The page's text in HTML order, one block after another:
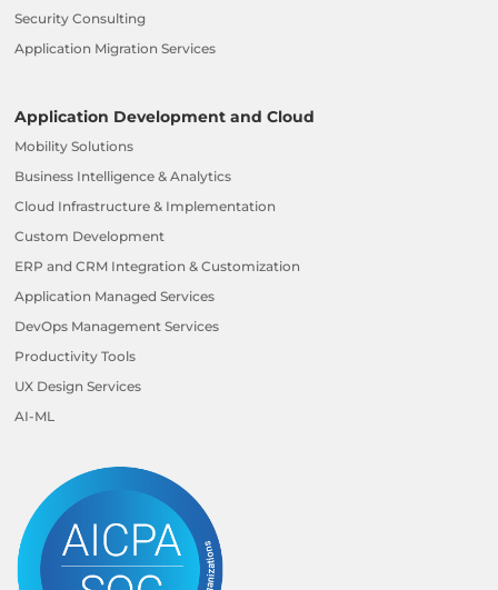
Security Consulting
Application Migration Services
Application Development and Cloud
Mobility Solutions
Business Intelligence & Analytics
Cloud Infrastructure & Implementation
Custom Development
ERP and CRM Integration & Customization
Application Managed Services
DevOps Management Services
Productivity Tools
UX Design Services
AI-ML